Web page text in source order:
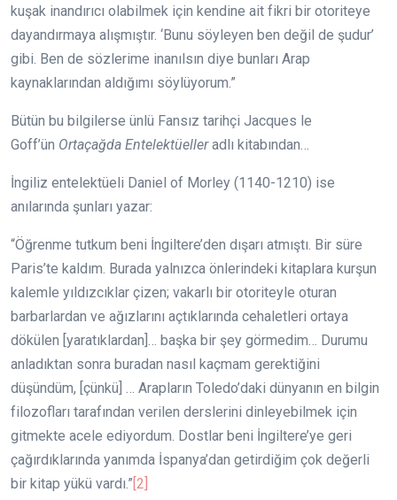
kuşak inandırıcı olabilmek için kendine ait fikri bir otoriteye
dayandırmaya alışmıştır. ‘Bunu söyleyen ben değil de şudur’
gibi. Ben de sözlerime inanılsın diye bunları Arap
kaynaklarından aldığımı söylüyorum.”
Bütün bu bilgilerse ünlü Fansız tarihçi Jacques le
Goff’ün Ortaçağda Entelektüelleradlı kitabından…
İngiliz entelektüeli Daniel of Morley (1140-1210) ise
anılarında şunları yazar:
“Öğrenme tutkum beni İngiltere’den dışarı atmıştı. Bir süre
Paris’te kaldım. Burada yalnızca önlerindeki kitaplara kurşun
kalemle yıldızcıklar çizen; vakarlı bir otoriteyle oturan
barbarlardan ve ağızlarını açtıklarında cehaletleri ortaya
dökülen [yaratıklardan]… başka bir şey görmedim… Durumu
anladıktan sonra buradan nasıl kaçmam gerektiğini
düşündüm, [çünkü] … Arapların Toledo’daki dünyanın en bilgin
filozofları tarafından verilen derslerini dinleyebilmek için
gitmekte acele ediyordum. Dostlar beni İngiltere’ye geri
çağırdıklarında yanımda İspanya’dan getirdiğim çok değerli
bir kitap yükü vardı.” [2]